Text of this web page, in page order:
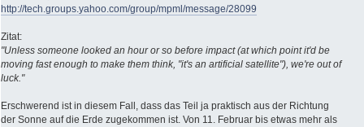
http://tech.groups.yahoo.com/group/mpml/message/28099
Zitat:
"Unless someone looked an hour or so before impact (at which point it'd be
moving fast enough to make them think, "it's an artificial satellite"), we're out of
luck."
Erschwerend ist in diesem Fall, dass das Teil ja praktisch aus der Richtung
der Sonne auf die Erde zugekommen ist. Von 11. Februar bis etwas mehr als